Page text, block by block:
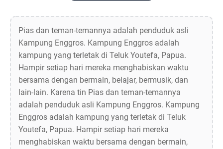
Pias dan teman-temannya adalah penduduk asli
Kampung Enggros. Kampung Enggros adalah
kampung yang terletak di Teluk Youtefa, Papua.
Hampir setiap hari mereka menghabiskan waktu
bersama dengan bermain, belajar, bermusik, dan
lain-lain. Karena tin Pias dan teman-temannya
adalah penduduk asli Kampung Enggros. Kampung
Enggros adalah kampung yang terletak di Teluk
Youtefa, Papua. Hampir setiap hari mereka
menghabiskan waktu bersama dengan bermain,